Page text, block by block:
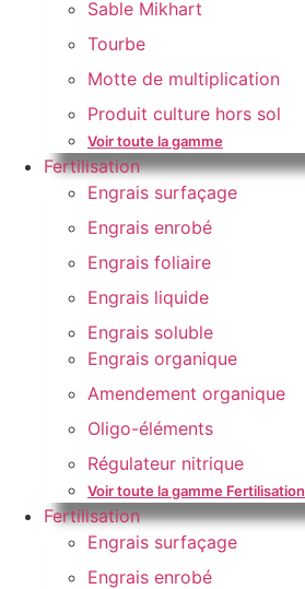
Sable Mikhart
Tourbe
Motte de multiplication
Produit culture hors sol
Voir toute la gamme
Fertilisation
Engrais surfaçage
Engrais enrobé
Engrais foliaire
Engrais liquide
Engrais soluble
Engrais organique
Amendement organique
Oligo-éléments
Régulateur nitrique
Voir toute la gamme Fertilisation
Fertilisation
Engrais surfaçage
Engrais enrobé